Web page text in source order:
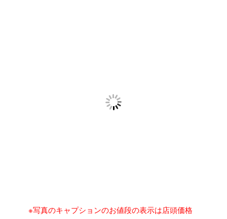
※写真のキャプションのお値段の表示は店頭価格